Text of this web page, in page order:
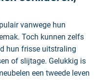
vanwege hun
Toch kunnen zelfs
hun frisse uitstraling
of slijtage. Gelukkig is
een tweede leven